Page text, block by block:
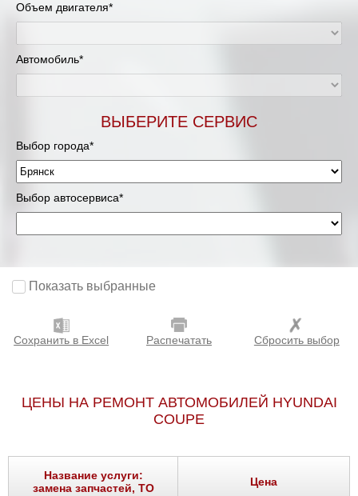
Объем двигателя*
Автомобиль*
ВЫБЕРИТЕ СЕРВИС
Выбор города*
Выбор автосервиса*
Показать выбранные
Сохранить в Excel Распечатать Сбросить выбор
ЦЕНЫ НА РЕМОНТ АВТОМОБИЛЕЙ HYUNDAI
COUPE
Название услуги:
замена запчастей, ТО
Цена